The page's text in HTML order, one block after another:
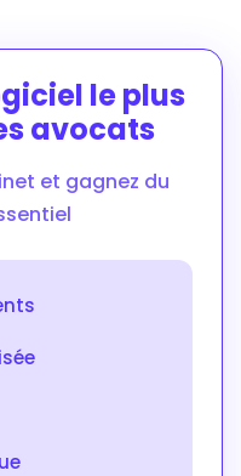
le plus
avocats
et gagnez du